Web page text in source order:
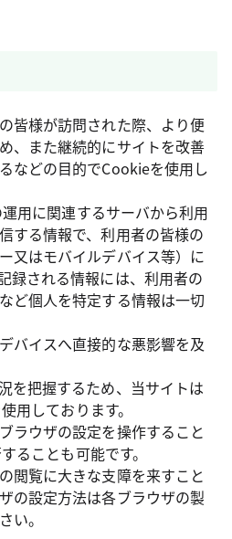
皆様が訪問された際、より便
、また継続的にサイトを改善
などの目的でCookieを使用し
用に関連するサーバから利用
する情報で、利用者の皆様の
又はモバイルデバイス等）に
録される情報には、利用者の
ど個人を特定する情報は一切
バイスへ直接的な悪影響を及
を把握するため、当サイトは
用しております。
ラウザの設定を操作すること
ることも可能です。
閲覧に大きな支障を来すこと
の設定方法は各ブラウザの製
い。